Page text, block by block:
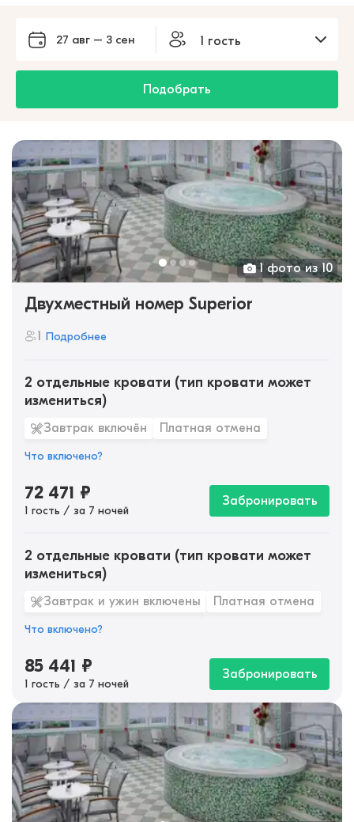
27 авг – 3 сен 1 гость
Подобрать
1 фото из 10
Двухместный номер Superior
1 Подробнее
2 отдельные кровати (тип кровати может
измениться)
Завтрак включён Платная отмена
Что включено?
72 471 ₽
1 гость / за 7 ночей
Забронировать
2 отдельные кровати (тип кровати может
измениться)
Завтрак и ужин включены Платная отмена
Что включено?
85 441 ₽
1 гость / за 7 ночей
Забронировать